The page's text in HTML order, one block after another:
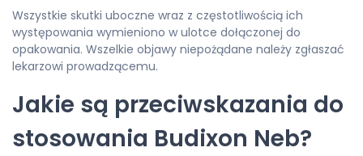
Wszystkie skutki uboczne wraz z częstotliwością ich
występowania wymieniono w ulotce dołączonej do
opakowania. Wszelkie objawy niepożądane należy zgłaszać
lekarzowi prowadzącemu.
Jakie są przeciwskazania do
stosowania Budixon Neb?